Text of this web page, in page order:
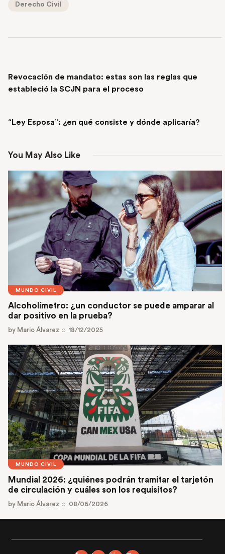
Derecho Civil
Revocación de mandato: estas son las reglas que
estableció la SCJN para el proceso
“Ley Esposa”: ¿en qué consiste y dónde aplicaría?
You May Also Like
MUNDO CIVIL
Alcoholímetro: ¿un conductor se puede amparar al
dar positivo en la prueba?
by Mario Álvarez 18/12/2025
MUNDO CIVIL
Mundial 2026: ¿quiénes podrán tramitar el tarjetón
de circulación y cuáles son los requisitos?
by Mario Álvarez 08/06/2026